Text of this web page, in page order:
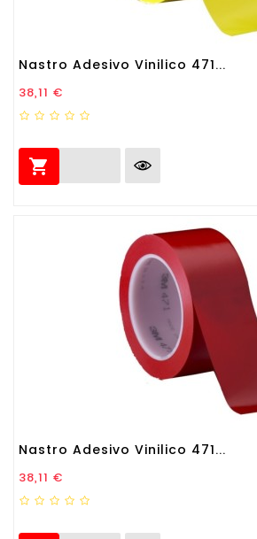
Nastro Adesivo Vinilico 471...
Prezzo
38,11 €

Nastro Adesivo Vinilico 471...
Prezzo
38,11 €